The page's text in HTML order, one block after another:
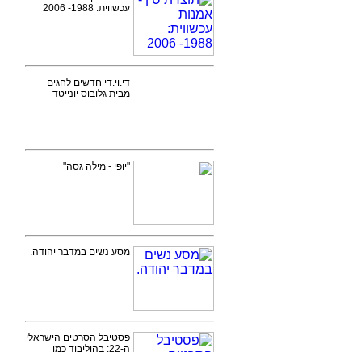
עכשווית: 1988- 2006
די.וי.די חדשים לחגים
מבית גלובוס יונייטד
"יופי - מילה גסה"
מסע נשים במדבר יהודה.
פסטיבל הסרטים הישראלי
ה-22: בהוליבוד כמו